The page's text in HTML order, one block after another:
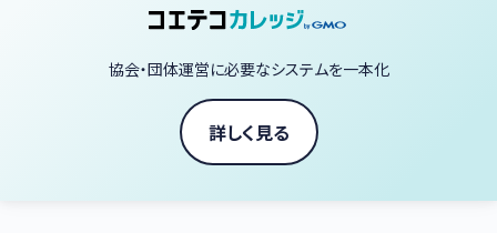
協会・団体運営に必要なシステムを一本化
詳しく見る